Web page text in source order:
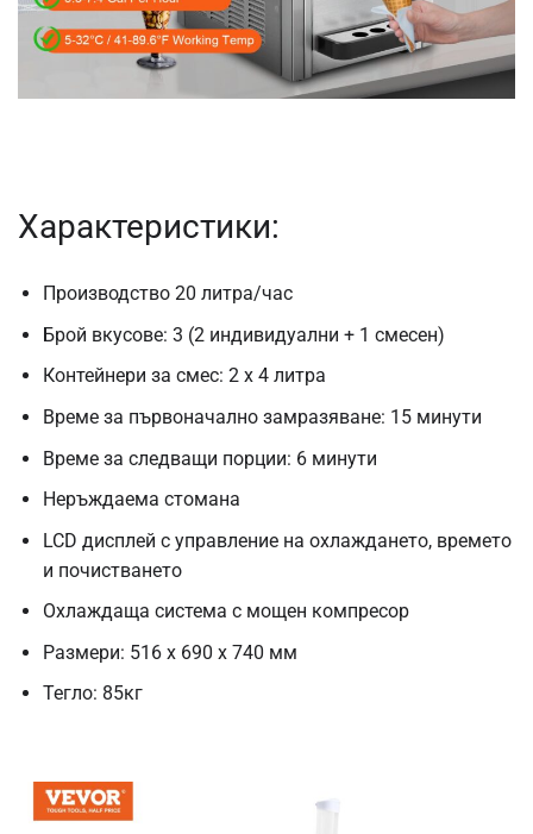
Характеристики:
Производство 20 литра/час
Брой вкусове: 3 (2 индивидуални + 1 смесен)
Контейнери за смес: 2 x 4 литра
Време за първоначално замразяване: 15 минути
Време за следващи порции: 6 минути
Неръждаема стомана
LCD дисплей с управление на охлаждането, времето
и почистването
Охлаждаща система с мощен компресор
Размери: 516 x 690 x 740 мм
Тегло: 85кг